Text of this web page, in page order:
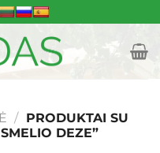
/ PRODUKTAI SU
DEZE”